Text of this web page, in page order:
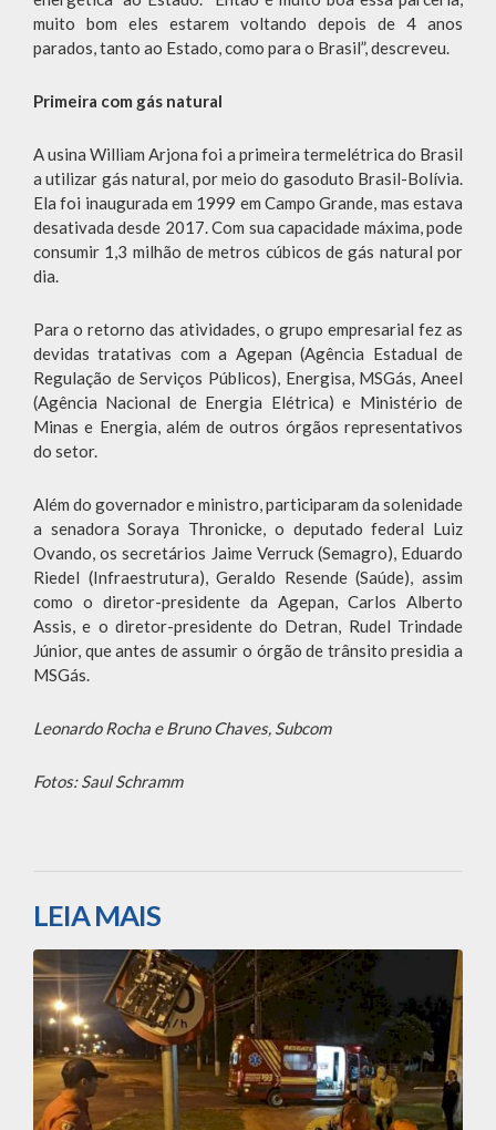
muito bom eles estarem voltando depois de 4 anos
parados, tanto ao Estado, como para o Brasil”, descreveu.
Primeira com gás natural
A usina William Arjona foi a primeira termelétrica do Brasil
a utilizar gás natural, por meio do gasoduto Brasil-Bolívia.
Ela foi inaugurada em 1999 em Campo Grande, mas estava
desativada desde 2017. Com sua capacidade máxima, pode
consumir 1,3 milhão de metros cúbicos de gás natural por
dia.
Para o retorno das atividades, o grupo empresarial fez as
devidas tratativas com a Agepan (Agência Estadual de
Regulação de Serviços Públicos), Energisa, MSGás, Aneel
(Agência Nacional de Energia Elétrica) e Ministério de
Minas e Energia, além de outros órgãos representativos
do setor.
Além do governador e ministro, participaram da solenidade
a senadora Soraya Thronicke, o deputado federal Luiz
Ovando, os secretários Jaime Verruck (Semagro), Eduardo
Riedel (Infraestrutura), Geraldo Resende (Saúde), assim
como o diretor-presidente da Agepan, Carlos Alberto
Assis, e o diretor-presidente do Detran, Rudel Trindade
Júnior, que antes de assumir o órgão de trânsito presidia a
MSGás.
Leonardo Rocha e Bruno Chaves, Subcom
Fotos: Saul Schramm
LEIA MAIS